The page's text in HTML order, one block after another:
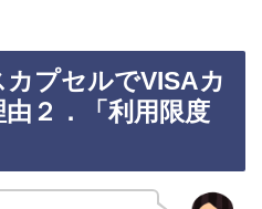
プセルでVISAカ
２．「利用限度